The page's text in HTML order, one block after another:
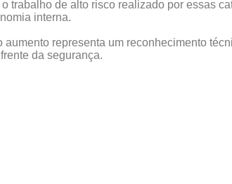
trabalho de alto risco realizado por essas
interna.
representa um reconhecimento
da segurança.